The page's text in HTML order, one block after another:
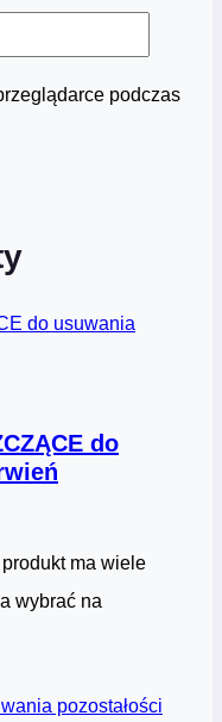
podczas
do
produkt ma wiele
wybrać na